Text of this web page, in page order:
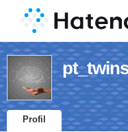
Profil